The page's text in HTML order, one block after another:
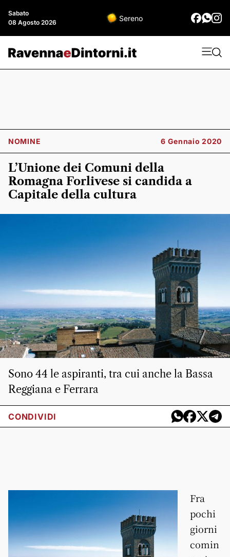
Sabato
08 Agosto 2026
Sereno
NOMINE 6 Gennaio 2020
L’Unione dei Comuni della
Romagna Forlivese si candida a
Capitale della cultura
Sono 44 le aspiranti, tra cui anche la Bassa
Reggiana e Ferrara
CONDIVIDI
Fra
pochi
giorni
comin